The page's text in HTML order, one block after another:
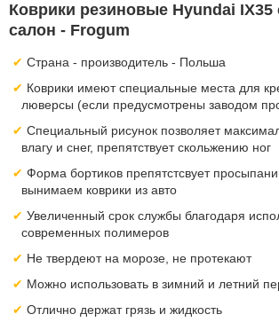
Коврики резиновые Hyundai IX35
салон - Frogum
Страна - производитель - Польша
Коврики имеют специальные места для
люверсы (если предусмотрены заводом
Специальный рисунок позволяет
влагу и снег, препятствует скольжению ног
Форма бортиков препятстсвует
вынимаем коврики из авто
Увеличенный срок службы благодаря
современных полимеров
Не твердеют на морозе, не протекают
Можно использовать в зимний и летний
Отлично держат грязь и жидкость